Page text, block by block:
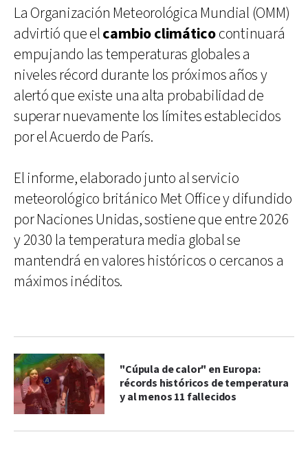
La Organización Meteorológica Mundial (OMM)
advirtió que elcambio climáticocontinuará
empujando las temperaturas globales a
niveles récord durante los próximos años y
alertó que existe una alta probabilidad de
superar nuevamente los límites establecidos
por el Acuerdo de París.
El informe, elaborado junto al servicio
meteorológico británico Met Office y difundido
por Naciones Unidas, sostiene que entre 2026
y 2030 la temperatura media global se
mantendrá en valores históricos o cercanos a
máximos inéditos.
"Cúpula de calor" en Europa:
récords históricos de temperatura
y al menos 11 fallecidos